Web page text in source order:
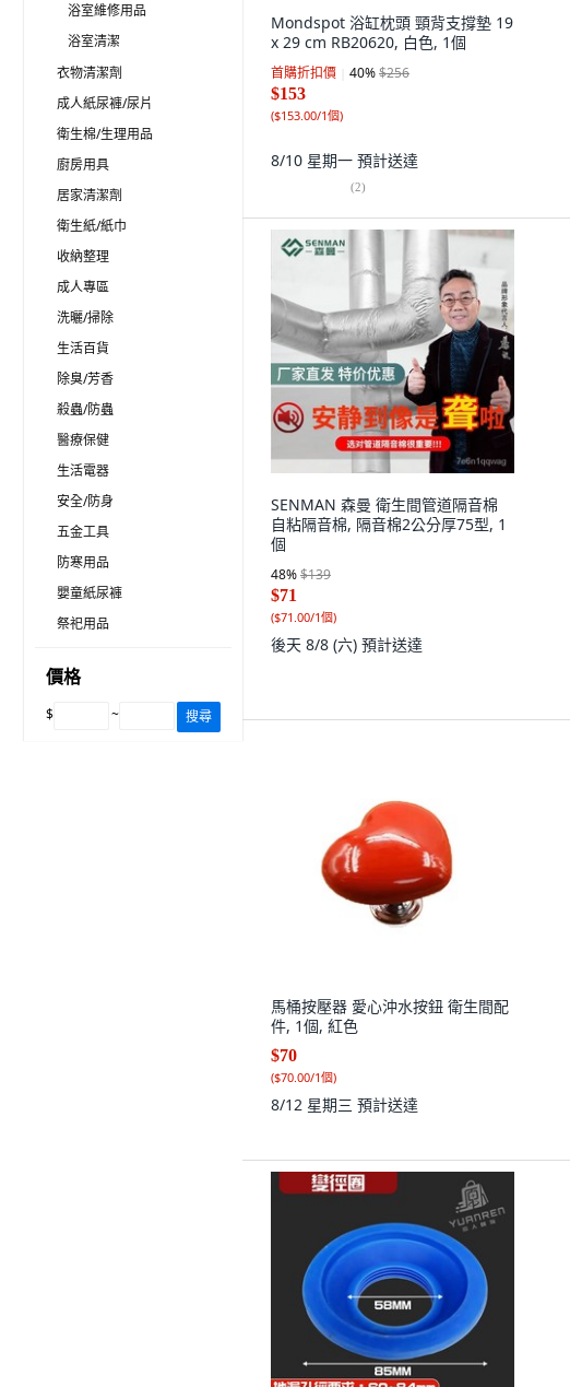
浴室維修用品
浴室清潔
衣物清潔劑
成人紙尿褲/尿片
衛生棉/生理用品
廚房用具
居家清潔劑
衛生紙/紙巾
收納整理
成人專區
洗曬/掃除
生活百貨
除臭/芳香
殺蟲/防蟲
醫療保健
生活電器
安全/防身
五金工具
防寒用品
嬰童紙尿褲
祭祀用品
價格
$ ~ 搜尋
Mondspot 浴缸枕頭 頸背支撐墊 19
x 29 cm RB20620, 白色, 1個
首購折扣價 40%$256
$153
($153.00/1個)
8/10 星期一 預計送達
(2)
SENMAN 森曼 衛生間管道隔音棉
自粘隔音棉, 隔音棉2公分厚75型, 1
個
48%$139
$71
($71.00/1個)
後天 8/8 (六) 預計送達
馬桶按壓器 愛心沖水按鈕 衛生間配
件, 1個, 紅色
$70
($70.00/1個)
8/12 星期三 預計送達